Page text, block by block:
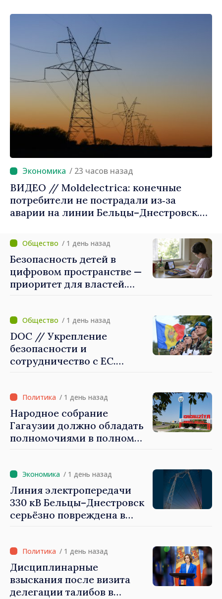
продвижении и поддержке этого пути»
/ 23 часов назад
ВИДЕО // Moldelectrica: конечные
потребители не пострадали из‑за
аварии на линии Бельцы–Днестровск.
приоритетном режиме
/ 1 день назад
Безопасность детей в
цифровом пространстве —
приоритет для властей.
которые будут их
защищать»
/ 1 день назад
DOC // Укрепление
безопасности и
сотрудничество с ЕС.
обороны на 2024–2034 годы
опубликована в Monitorul
Oficial
/ 1 день назад
Народное собрание
Гагаузии должно обладать
полномочиями в полном
быть свободными и
честными»
/ 1 день назад
Линия электропередачи
330 кВ Бельцы–Днестровск
серьёзно повреждена в
/ 1 день назад
Дисциплинарные
взыскания после визита
делегации талибов в